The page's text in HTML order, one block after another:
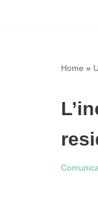
Home »